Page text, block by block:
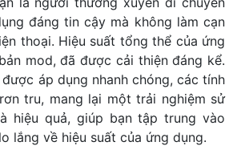
đáng tin cậy mà không làm cạn
thoại. Hiệu suất tổng thể của ứng
mod, đã được cải thiện đáng kể.
áp dụng nhanh chóng, các tính
tru, mang lại một trải nghiệm sử
hiệu quả, giúp bạn tập trung vào
lắng về hiệu suất của ứng dụng.